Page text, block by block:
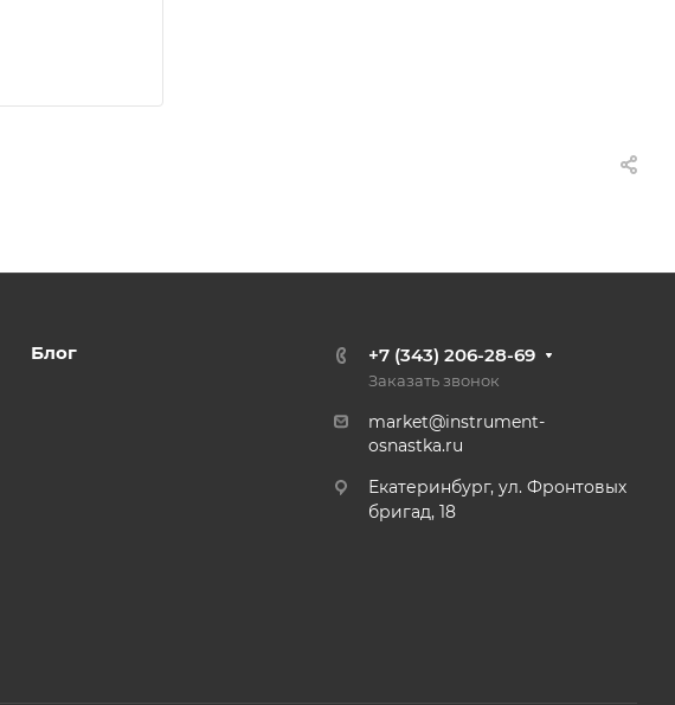
Блог +7 (343) 206-28-69
Заказать звонок
market@instrument-
osnastka.ru
Екатеринбург, ул. Фронтовых
бригад, 18